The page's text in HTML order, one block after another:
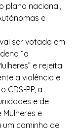
plano nacional,
e
ser votado em
“a
e rejeita
a violência e
CDS-PP, a
e de
e
um caminho de